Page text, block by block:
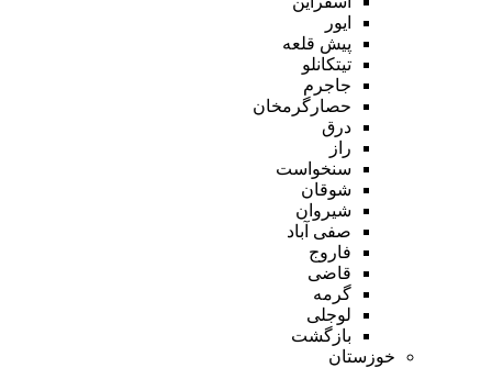
ایور
پیش قلعه
تیتکانلو
جاجرم
حصارگرمخان
درق
راز
سنخواست
شوقان
شیروان
صفی آباد
فاروج
قاضی
گرمه
لوجلی
بازگشت
خوزستان